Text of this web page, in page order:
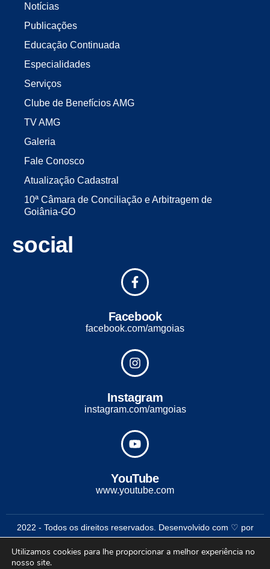
Notícias
Publicações
Educação Continuada
Especialidades
Serviços
Clube de Benefícios AMG
TV AMG
Galeria
Fale Conosco
Atualização Cadastral
10ª Câmara de Conciliação e Arbitragem de
Goiânia-GO
social
Facebook
facebook.com/amgoias
Instagram
instagram.com/amgoias
YouTube
www.youtube.com
2022 - Todos os direitos reservados. Desenvolvido com ♡ por
Conexão Soluções Corporativas
Utilizamos cookies para lhe proporcionar a melhor experiência no
nosso site.